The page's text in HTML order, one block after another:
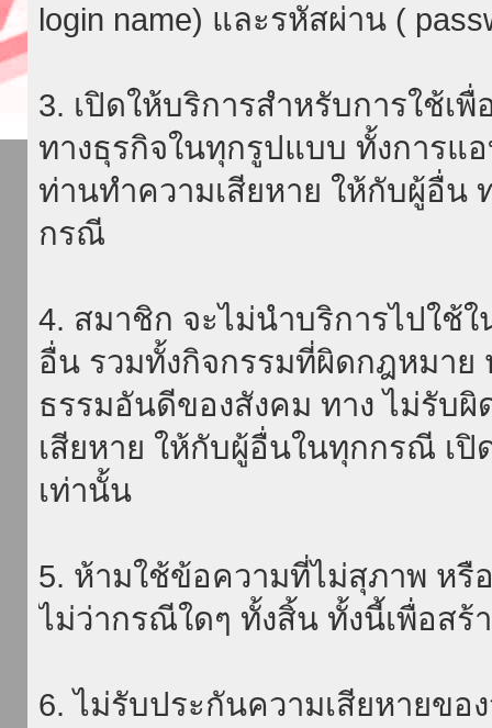
login name) และรหัสผ่าน (
3. เปิดให้บริการสำหรับการใช้เ
ทางธุรกิจในทุกรูปแบบ ทั้งการแ
ท่านทำความเสียหาย ให้กับผู้อื่น
กรณี
4. สมาชิก จะไม่นำบริการไปใช้
อื่น รวมทั้งกิจกรรมที่ผิดกฎหมาย
ธรรมอันดีของสังคม ทาง ไม่รับ
เสียหาย ให้กับผู้อื่นในทุกกรณี เปิ
เท่านั้น
5. ห้ามใช้ข้อความที่ไม่สุภาพ หรื
ไม่ว่ากรณีใดๆ ทั้งสิ้น ทั้งนี้เพื่อสร้
6. ไม่รับประกันความเสียหายขอ